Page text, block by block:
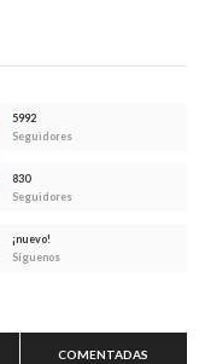
5992
Seguidores
830
Seguidores
¡nuevo!
Síguenos
COMENTADAS